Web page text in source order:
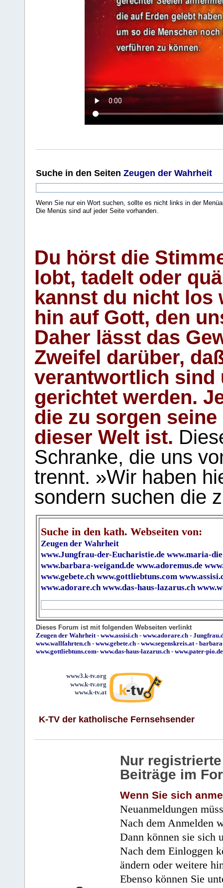
Suche in den Seiten Zeugen der Wahrheit
Wenn Sie nur ein Wort suchen, sollte es nicht links in der
Die Menüs sind auf jeder Seite vorhanden..
Du hörst die
lobt, tadelt oder
kannst du nicht los
hin auf Gott, den
Daher lässt das
Zweifel darüber,
verantwortlich sind
gerichtet werden.
die zu sorgen
dieser Welt ist.
Schranke, die uns
trennt. »Wir haben
sondern suchen die
Suche in den kath. Webseiten von:
Zeugen der Wahrheit
www.Jungfrau-der-Eucharistie.de www.maria-
www.barbara-weigand.de www.adoremus.de
www.gebete.ch www.gottliebtuns.com
www.adorare.ch www.das-haus-lazarus.ch
Dieses Forum ist mit folgenden Webseiten verlinkt
Zeugen der Wahrheit- www.assisi.ch - www.adorare.ch -
www.wallfahrten.ch - www.gebete.ch - www.segenskreis.at-
www.gottliebtuns.com- www.das-haus-lazarus.ch - www.pater-pio.de
www3.k-tv.org
www.k-tv.org
www.k-tv.at
K-TV der katholische Fernsehsender
Nur
Beiträge im
Wenn Sie sich
Neuanmeldungen
Nach dem Anmelden
Dann können sie sich
Nach dem Einloggen
ändern oder weitere
Ebenso können Sie